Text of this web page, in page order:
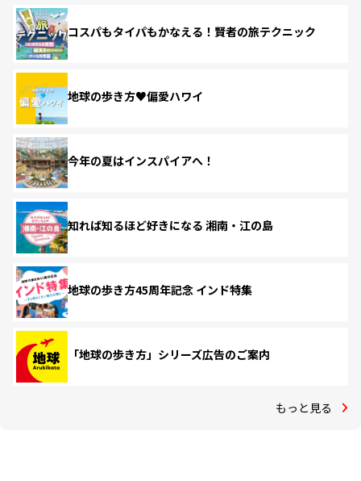
コスパもタイパもかなえる！賢者の旅テクニック
地球の歩き方♥偏愛ハワイ
今年の夏はインスパイアへ！
知れば知るほど好きになる 湘南・江の島
地球の歩き方45周年記念 インド特集
「地球の歩き方」シリーズ広告のご案内
もっと見る